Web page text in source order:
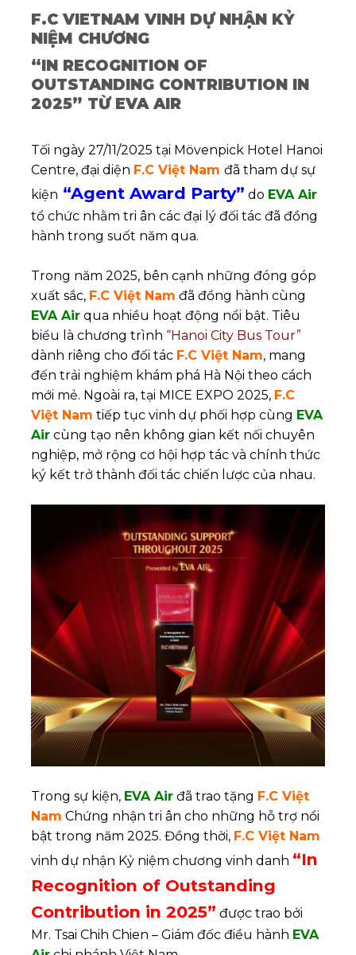
F.C VIETNAM VINH DỰ NHẬN KỶ
NIỆM CHƯƠNG
“IN RECOGNITION OF
OUTSTANDING CONTRIBUTION IN
2025” TỪ EVA AIR
Tối ngày 27/11/2025 tại Mövenpick Hotel Hanoi
Centre, đại diện F.C Việt Nam đã tham dự sự
kiện “Agent Award Party” do EVA Air
tổ chức nhằm tri ân các đại lý đối tác đã đồng
hành trong suốt năm qua.
Trong năm 2025, bên cạnh những đóng góp
xuất sắc, F.C Việt Nam đã đồng hành cùng
EVA Air qua nhiều hoạt động nổi bật. Tiêu
biểu là chương trình “Hanoi City Bus Tour”
dành riêng cho đối tác F.C Việt Nam, mang
đến trải nghiệm khám phá Hà Nội theo cách
mới mẻ. Ngoài ra, tại MICE EXPO 2025, F.C
Việt Nam tiếp tục vinh dự phối hợp cùng EVA
Air cùng tạo nên không gian kết nối chuyên
nghiệp, mở rộng cơ hội hợp tác và chính thức
ký kết trở thành đối tác chiến lược của nhau.
Trong sự kiện, EVA Air đã trao tặng F.C Việt
Nam Chứng nhận tri ân cho những hỗ trợ nổi
bật trong năm 2025. Đồng thời, F.C Việt Nam
vinh dự nhận Kỷ niệm chương vinh danh “In
Recognition of Outstanding
Contribution in 2025” được trao bởi
Mr. Tsai Chih Chien – Giám đốc điều hành EVA